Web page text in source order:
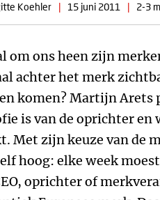
Koehler | 15 juni 2011 | 2-3
om ons heen zijn
achter het merk
komen? Martijn Arets
is van de oprichter en
Met zijn keuze van de
hoog: elke week
oprichter of